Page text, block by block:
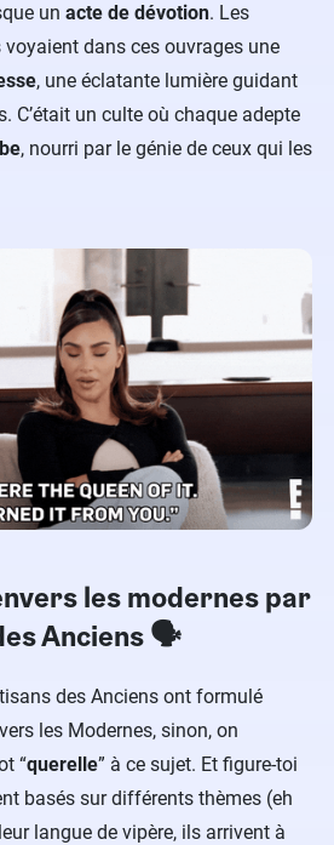
un acte de dévotion. Les
dans ces ouvrages une
, une éclatante lumière guidant
C’était un culte où chaque adepte
, nourri par le génie de ceux qui les
les modernes par
Anciens 🗣️
des Anciens ont formulé
les Modernes, sinon, on
“querelle” à ce sujet. Et figure-toi
basés sur différents thèmes (eh
langue de vipère, ils arrivent à